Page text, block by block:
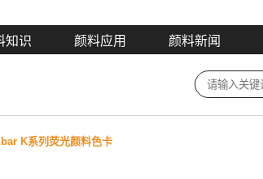
知识 颜料应用 颜料新闻
K系列荧光颜料色卡